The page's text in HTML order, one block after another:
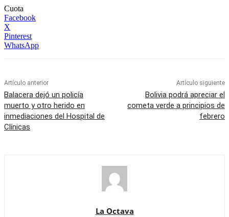
Cuota
Facebook
X
Pinterest
WhatsApp
Artículo anterior
Balacera dejó un policía
muerto y otro herido en
inmediaciones del Hospital de
Clínicas
Artículo siguiente
Bolivia podrá apreciar el
cometa verde a principios de
febrero
La Octava